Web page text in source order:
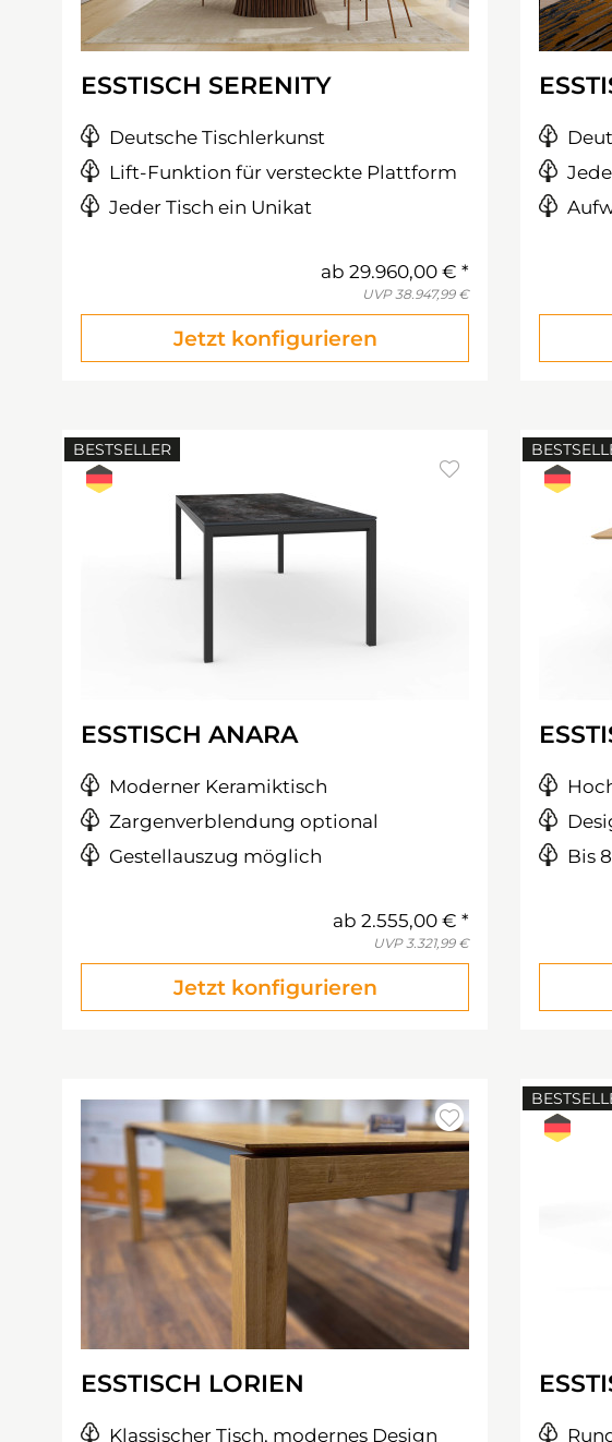
ESSTISCH SERENITY
Deutsche Tischlerkunst
Lift-Funktion für versteckte Plattform
Jeder Tisch ein Unikat
ab 29.960,00 €
UVP38.947,99 €
Jetzt konfigurieren
BESTSELLER
ESSTISCH ANARA
Moderner Keramiktisch
Zargenverblendung optional
Gestellauszug möglich
ab 2.555,00 €
UVP3.321,99 €
Jetzt konfigurieren
Bis
ESSTISCH LORIEN
Klassischer Tisch, modernes Design